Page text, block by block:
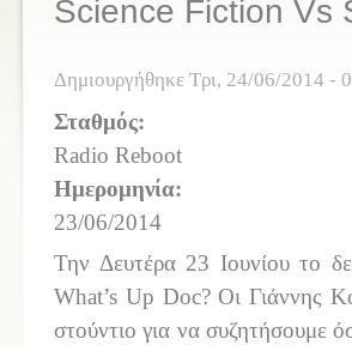
Science Fiction Vs
Δημιουργήθηκε Τρι, 24/06/2014 -
Σταθμός:
Radio Reboot
Ημερομηνία:
23/06/2014
Την Δευτέρα 23 Ιουνίου το
What’s Up Doc? Οι Γιάννης
στούντιο για να συζητήσουμε